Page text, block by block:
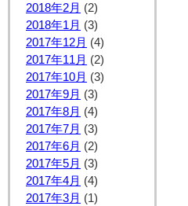
2018年2月 (2)
2018年1月 (3)
2017年12月 (4)
2017年11月 (2)
2017年10月 (3)
2017年9月 (3)
2017年8月 (4)
2017年7月 (3)
2017年6月 (2)
2017年5月 (3)
2017年4月 (4)
2017年3月 (1)